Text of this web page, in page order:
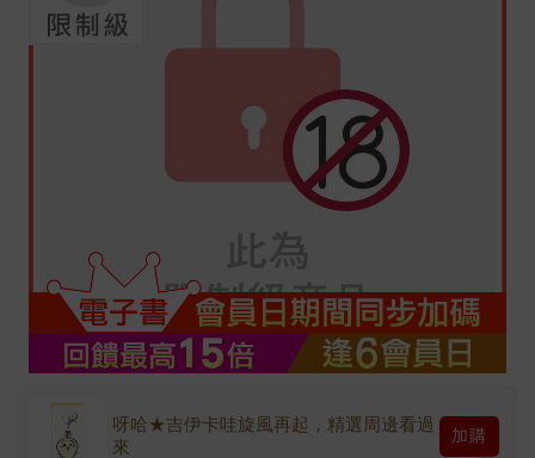
呀哈★吉伊卡哇旋風再起，精選周邊看過
來
加購